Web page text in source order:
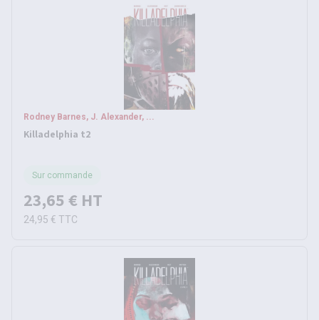
Rodney Barnes, J. Alexander, ...
Killadelphia t2
Sur commande
23,65 € HT
24,95 € TTC